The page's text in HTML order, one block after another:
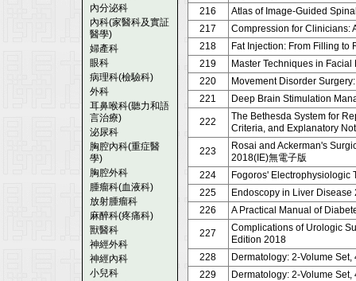
內分泌科
內科(家醫科及實証
醫學)
婦產科
眼科
病理科(檢驗科)
外科
耳鼻喉科(聽力和語
言治療)
泌尿科
胸腔內科(重症醫
學)
胸腔外科
腫瘤科(血液科)
放射腫瘤科
麻醉科(疼痛科)
獸醫科
神經外科
神經內科
小兒科
216
Atlas of Image-Guided
217
Compression for Clinicians:
218
Fat Injection: From Filling
219
Master Techniques in
220
Movement Disorder
221
Deep Brain Stimulation
222
The Bethesda System for
Criteria, and Explanatory
223
Rosai and Ackerman's
2018(IE)無電子版
224
Fogoros' Electrophysiologic
225
Endoscopy in Liver Disease
226
A Practical Manual of
227
Complications of Urologic
Edition 2018
228
Dermatology: 2-Volume
229
Dermatology: 2-Volume